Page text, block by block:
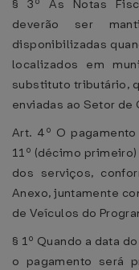
§ 3º As Notas
deverão ser
disponibilizadas
localizados em
substituto tributário,
enviadas ao Setor de
Art. 4º O
11º (décimo
dos serviços,
Anexo, juntamente
de Veículos do
§ 1º Quando a data
o pagamento será